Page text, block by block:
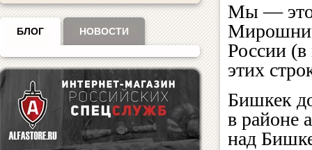
БЛОГ НОВОСТИ
Мы — это
России (в
этих
Бишкек
в районе
над